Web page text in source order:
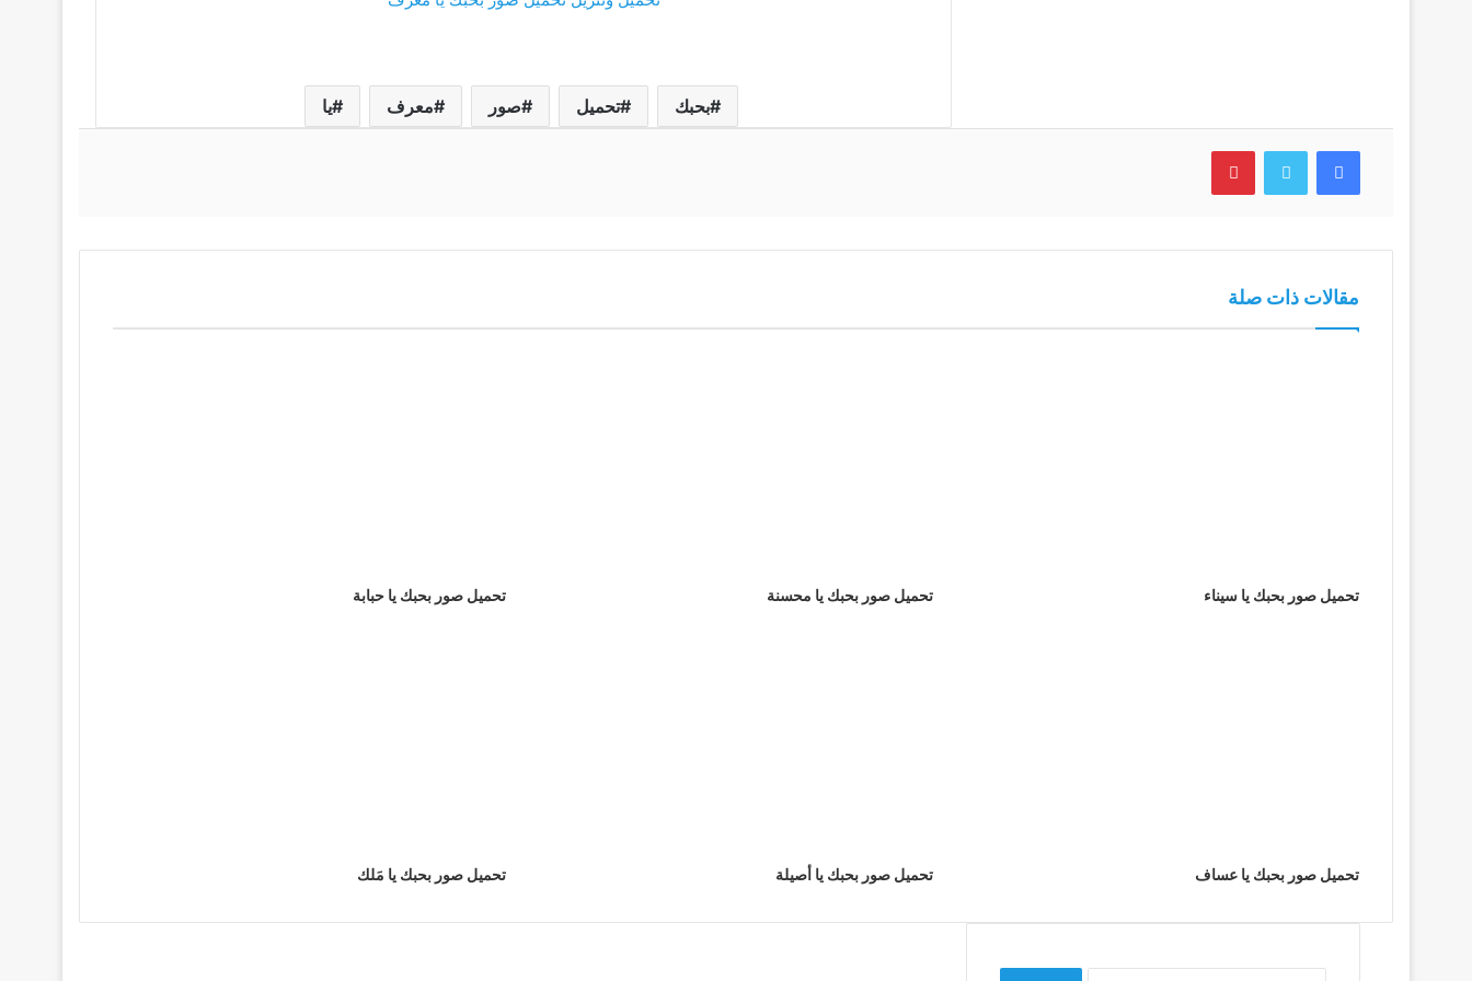
بحبك تحميل صور معرف يا
فيسبوك تويتر بينتيريست
مقالات ذات صلة
تحميل صور بحبك يا سيناء تحميل صور بحبك يا محسنة تحميل صور بحبك يا حبابة
تحميل صور بحبك يا عساف تحميل صور بحبك يا أصيلة تحميل صور بحبك يا مَلك